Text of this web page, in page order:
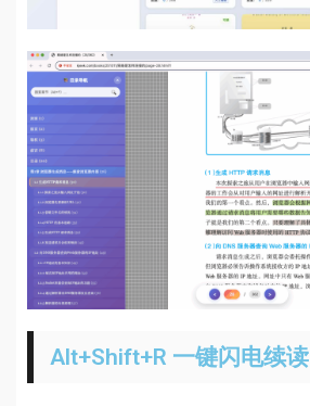
Alt+Shift+R 一键闪电续读